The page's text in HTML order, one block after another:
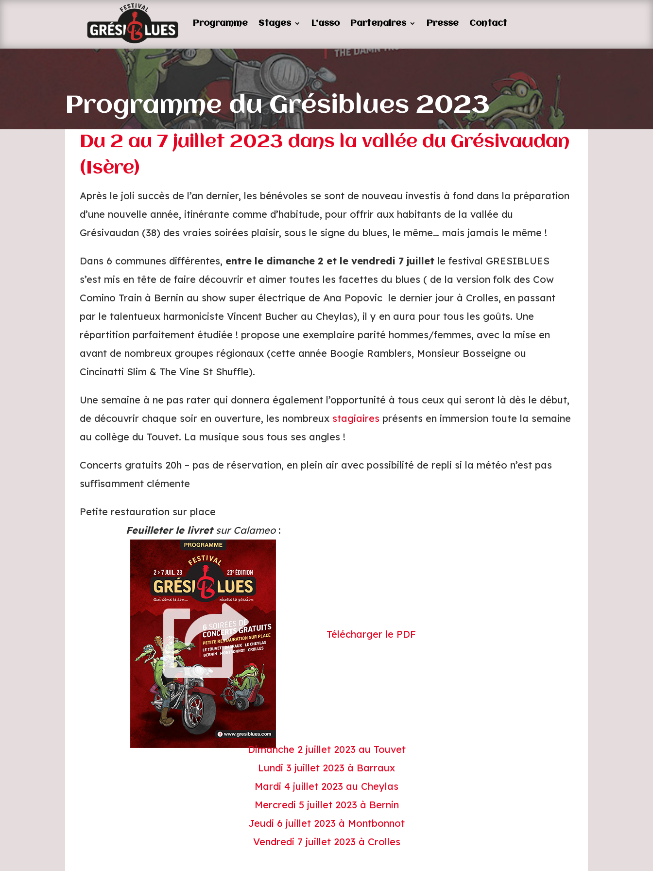
Programme Stages L’asso Partenaires Presse Contact
Programme du Grésiblues 2023
Du 2 au 7 juillet 2023 dans la vallée du Grésivaudan
(Isère)
Après le joli succès de l’an dernier, les bénévoles se sont de nouveau investis à fond dans la préparation
d’une nouvelle année, itinérante comme d’habitude, pour offrir aux habitants de la vallée du
Grésivaudan (38) des vraies soirées plaisir, sous le signe du blues, le même… mais jamais le même !
Dans 6 communes différentes, entre le dimanche 2 et le vendredi 7 juillet le festival GRESIBLUES
s’est mis en tête de faire découvrir et aimer toutes les facettes du blues ( de la version folk des Cow
Comino Train à Bernin au show super électrique de Ana Popovic le dernier jour à Crolles, en passant
par le talentueux harmoniciste Vincent Bucher au Cheylas), il y en aura pour tous les goûts. Une
répartition parfaitement étudiée ! propose une exemplaire parité hommes/femmes, avec la mise en
avant de nombreux groupes régionaux (cette année Boogie Ramblers, Monsieur Bosseigne ou
Cincinatti Slim & The Vine St Shuffle).
Une semaine à ne pas rater qui donnera également l’opportunité à tous ceux qui seront là dès le début,
de découvrir chaque soir en ouverture, les nombreux stagiaires présents en immersion toute la semaine
au collège du Touvet. La musique sous tous ses angles !
Concerts gratuits 20h – pas de réservation, en plein air avec possibilité de repli si la météo n’est pas
suffisamment clémente
Petite restauration sur place
Feuilleter le livretsur Calameo:
Télécharger le PDF
Dimanche 2 juillet 2023 au Touvet
Lundi 3 juillet 2023 à Barraux
Mardi 4 juillet 2023 au Cheylas
Mercredi 5 juillet 2023 à Bernin
Jeudi 6 juillet 2023 à Montbonnot
Vendredi 7 juillet 2023 à Crolles